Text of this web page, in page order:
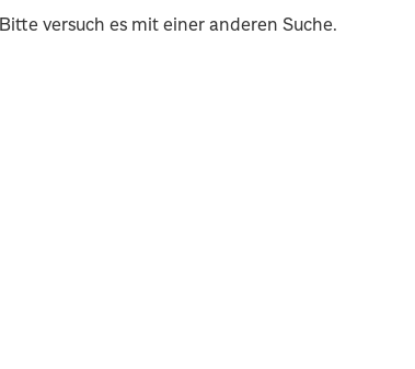
Bitte versuch es mit einer anderen Suche.